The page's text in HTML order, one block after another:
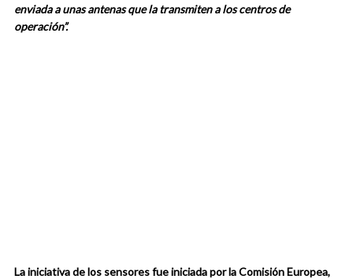
enviada a unas antenas que la transmiten a los centros de
operación”.
La iniciativa de los sensores fue iniciada por la Comisión Europea,